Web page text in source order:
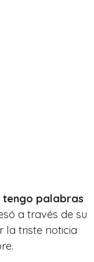
tengo palabras
a través de su
la triste noticia